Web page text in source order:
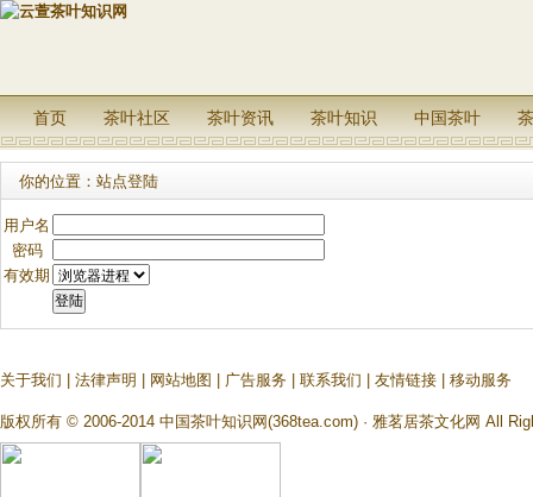
首页 茶叶社区 茶叶资讯 茶叶知识 中国茶叶
茶叶问答
你的位置：站点登陆
用户名
密码
有效期
关于我们 法律声明 网站地图 广告服务 联系我们 友情链接 移动服务
版权所有 © 2006-2014 中国茶叶知识网(368tea.com) · 雅茗居茶文化网 All